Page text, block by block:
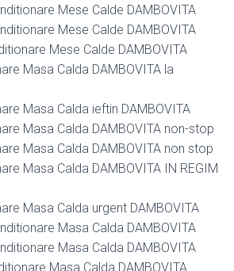
Mese Calde DAMBOVITA
Mese Calde DAMBOVITA
Mese Calde DAMBOVITA
Masa Calda DAMBOVITA la
Masa Calda ieftin DAMBOVITA
Masa Calda DAMBOVITA non-stop
Masa Calda DAMBOVITA non stop
Masa Calda DAMBOVITA IN REGIM
Masa Calda urgent DAMBOVITA
Masa Calda DAMBOVITA
Masa Calda DAMBOVITA
Masa Calda DAMBOVITA